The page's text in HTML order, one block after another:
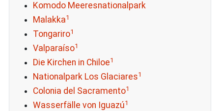
Komodo Meeresnationalpark
Malakka1
Tongariro1
Valparaíso1
Die Kirchen in Chiloe1
Nationalpark Los Glaciares1
Colonia del Sacramento1
Wasserfälle von Iguazú1